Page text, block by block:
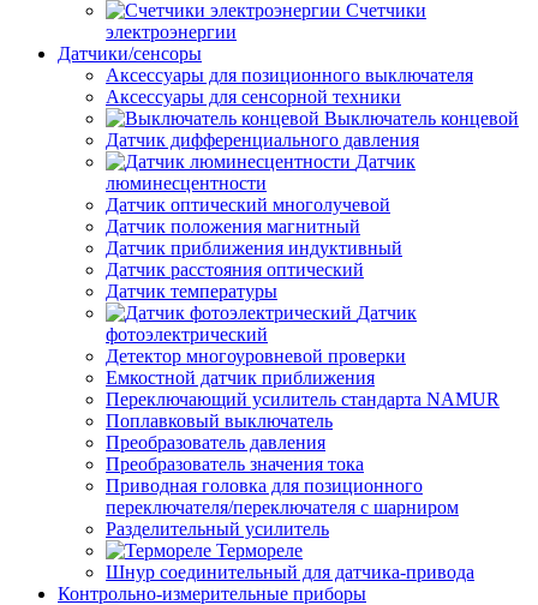
Счетчики
электроэнергии
Датчики/сенсоры
Аксессуары для позиционного выключателя
Аксессуары для сенсорной техники
Выключатель концевой
Датчик дифференциального давления
Датчик
люминесцентности
Датчик оптический многолучевой
Датчик положения магнитный
Датчик приближения индуктивный
Датчик расстояния оптический
Датчик температуры
Датчик
фотоэлектрический
Детектор многоуровневой проверки
Емкостной датчик приближения
Переключающий усилитель стандарта NAMUR
Поплавковый выключатель
Преобразователь давления
Преобразователь значения тока
Приводная головка для позиционного
переключателя/переключателя с шарниром
Разделительный усилитель
Термореле
Шнур соединительный для датчика-привода
Контрольно-измерительные приборы